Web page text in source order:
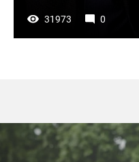
31973 0